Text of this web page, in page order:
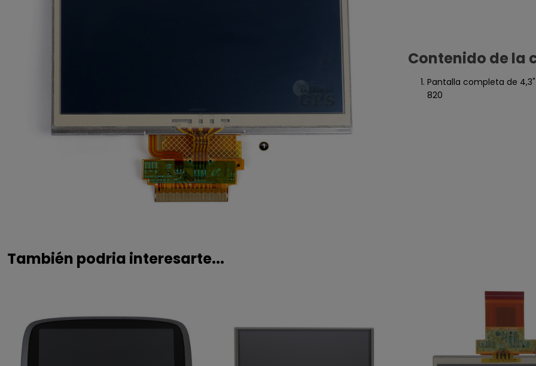
Contenido de la
Pantalla completa de 4,3"
820
También podria interesarte...